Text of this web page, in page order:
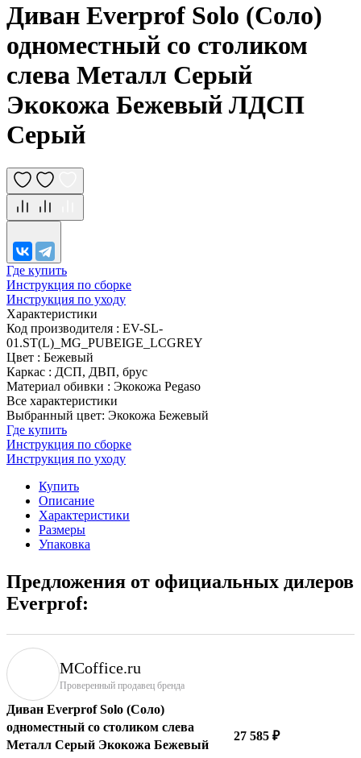
Диван Everprof Solo (Соло)
одноместный со столиком
слева Металл Серый
Экокожа Бежевый ЛДСП
Серый
Где купить
Инструкция по сборке
Инструкция по уходу
Характеристики
Код производителя : EV-SL-
01.ST(L)_MG_PUBEIGE_LСGREY
Цвет : Бежевый
Каркас : ДСП, ДВП, брус
Материал обивки : Экокожа Pegaso
Все характеристики
Выбранный цвет: Экокожа Бежевый
Где купить
Инструкция по сборке
Инструкция по уходу
Купить
Описание
Характеристики
Размеры
Упаковка
Предложения от официальных дилеров
Everprof:
MCoffice.ru
Проверенный продавец бренда
Диван Everprof Solo (Соло)
одноместный со столиком слева
Металл Серый Экокожа Бежевый
27 585 ₽